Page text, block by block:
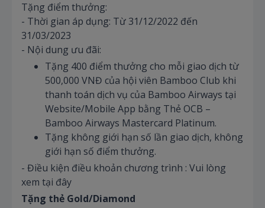
Tặng điểm thưởng:
- Thời gian áp dụng: Từ 31/12/2022 đến
31/03/2023
- Nội dung ưu đãi:
Tặng 400 điểm thưởng cho mỗi giao dịch từ
500,000 VNĐ của hội viên Bamboo Club khi
thanh toán dịch vụ của Bamboo Airways tại
Website/Mobile App bằng Thẻ OCB –
Bamboo Airways Mastercard Platinum.
Tặng không giới hạn số lần giao dịch, không
giới hạn số điểm thưởng.
- Điều kiện điều khoản chương trình : Vui lòng
xem tại đây
Tặng thẻ Gold/Diamond